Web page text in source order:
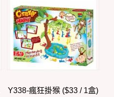
Y338-瘋狂掛猴 ($33 / 1盒)